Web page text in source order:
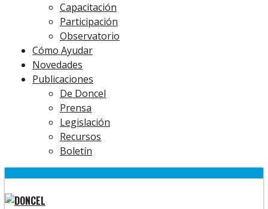
Capacitación
Participación
Observatorio
Cómo Ayudar
Novedades
Publicaciones
De Doncel
Prensa
Legislación
Recursos
Boletín